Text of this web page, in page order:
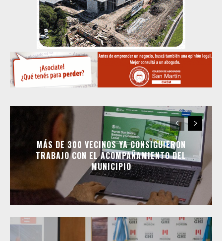
MÁS DE 300 VECINOS YA CONSIGUIERON
TRABAJO CON EL ACOMPAÑAMIENTO DEL
MUNICIPIO